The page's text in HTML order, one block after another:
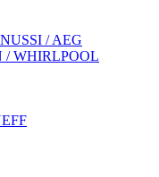
/ AEG
/ WHIRLPOOL